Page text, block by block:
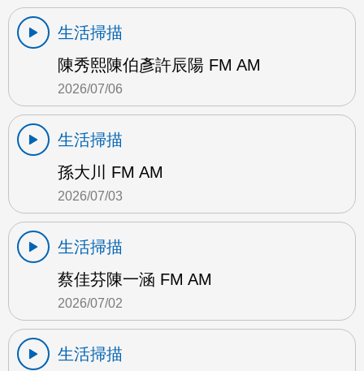
生活掃描
陳秀熙陳伯彥許辰陽 FM AM
2026/07/06
生活掃描
孫大川 FM AM
2026/07/03
生活掃描
蔡佳芬陳一涵 FM AM
2026/07/02
生活掃描